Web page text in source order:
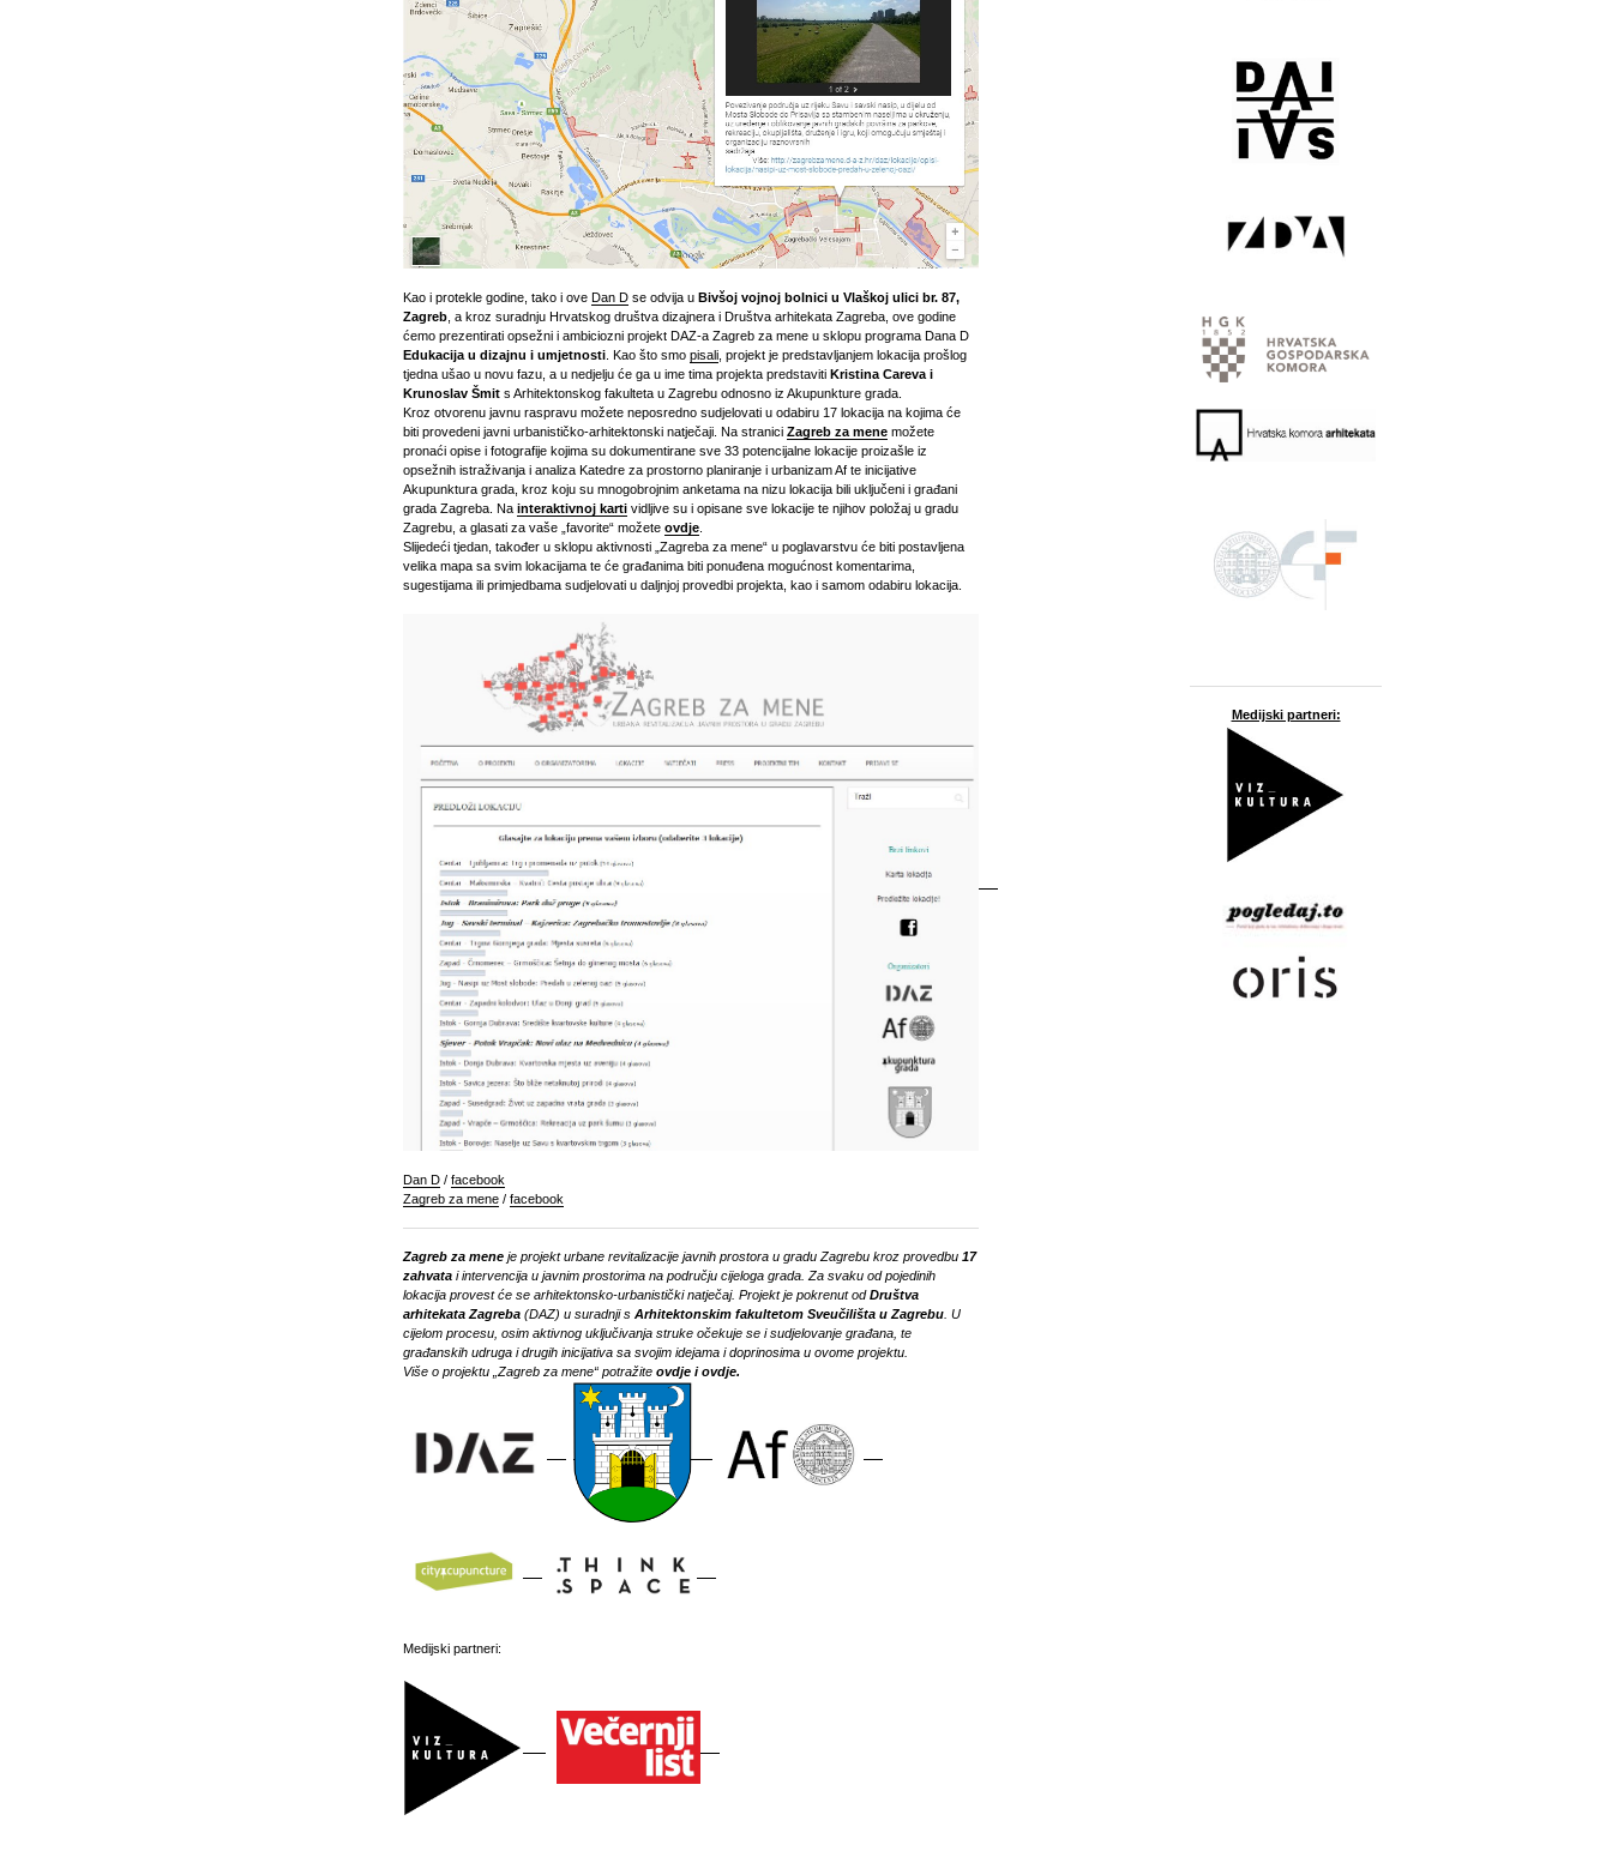
Kao i protekle godine, tako i ove Dan D se odvija u Bivšoj vojnoj bolnici u Vlaškoj ulici br. 87,
Zagreb , a kroz suradnju Hrvatskog društva dizajnera i Društva arhitekata Zagreba, ove godine
ćemo prezentirati opsežni i ambiciozni projekt DAZ-a Zagreb za mene u sklopu programa Dana D
Edukacija u dizajnu i umjetnosti . Kao što smo pisali , projekt je predstavljanjem lokacija prošlog
tjedna ušao u novu fazu, a u nedjelju će ga u ime tima projekta predstaviti Kristina Careva i
Krunoslav Šmit s Arhitektonskog fakulteta u Zagrebu odnosno iz Akupunkture grada.
Kroz otvorenu javnu raspravu možete neposredno sudjelovati u odabiru 17 lokacija na kojima će
biti provedeni javni urbanističko-arhitektonski natječaji. Na stranici Zagreb za mene možete
pronaći opise i fotografije kojima su dokumentirane sve 33 potencijalne lokacije proizašle iz
opsežnih istraživanja i analiza Katedre za prostorno planiranje i urbanizam Af te inicijative
Akupunktura grada, kroz koju su mnogobrojnim anketama na nizu lokacija bili uključeni i građani
grada Zagreba. Na interaktivnoj karti vidljive su i opisane sve lokacije te njihov položaj u gradu
Zagrebu, a glasati za vaše „favorite“ možete ovdje
Slijedeći tjedan, također u sklopu aktivnosti „Zagreba za mene“ u poglavarstvu će biti postavljena
velika mapa sa svim lokacijama te će građanima biti ponuđena mogućnost komentarima,
sugestijama ili primjedbama sudjelovati u daljnjoj provedbi projekta, kao i samom odabiru lokacija.
Dan D / facebook
Zagreb za mene / facebook
Zagreb za mene je projekt urbane revitalizacije javnih prostora u gradu Zagrebu kroz provedbu 17
zahvata i intervencija u javnim prostorima na području cijeloga grada. Za svaku od pojedinih
lokacija provest će se arhitektonsko-urbanistički natječaj. Projekt je pokrenut odDruštva
arhitekata Zagreba (DAZ) u suradnji s Arhitektonskim fakultetom Sveučilišta u Zagrebu . U
cijelom procesu, osim aktivnog uključivanja struke očekuje se i sudjelovanje građana, te
građanskih udruga i drugih inicijativa sa svojim idejama i doprinosima u ovome projektu.
Više o projektu „Zagreb za mene“ potražite ovdje iovdje.
Medijski partneri:
Medijski partneri: